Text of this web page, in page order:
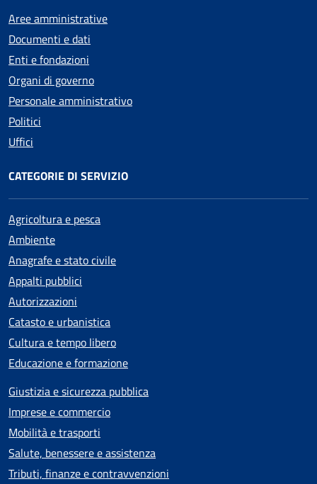
Aree amministrative
Documenti e dati
Enti e fondazioni
Organi di governo
Personale amministrativo
Politici
Uffici
CATEGORIE DI SERVIZIO
Agricoltura e pesca
Ambiente
Anagrafe e stato civile
Appalti pubblici
Autorizzazioni
Catasto e urbanistica
Cultura e tempo libero
Educazione e formazione
Giustizia e sicurezza pubblica
Imprese e commercio
Mobilità e trasporti
Salute, benessere e assistenza
Tributi, finanze e contravvenzioni